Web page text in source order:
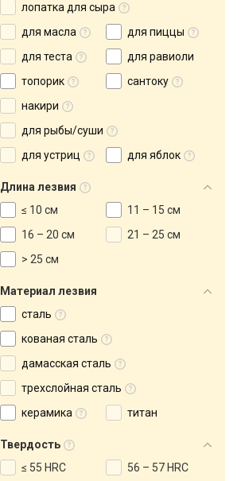
лопатка для сыра
для масла
для пиццы
для теста
для равиоли
топорик
сантоку
накири
для рыбы/суши
для устриц
для яблок
Длина лезвия
≤ 10 см
11 – 15 см
16 – 20 см
21 – 25 см
> 25 см
Материал лезвия
сталь
кованая сталь
дамасская сталь
трехслойная сталь
керамика
титан
Твердость
≤ 55 HRC
56 – 57 HRC